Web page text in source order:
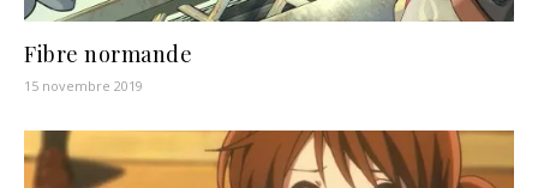
Fibre normande
15 novembre 2019